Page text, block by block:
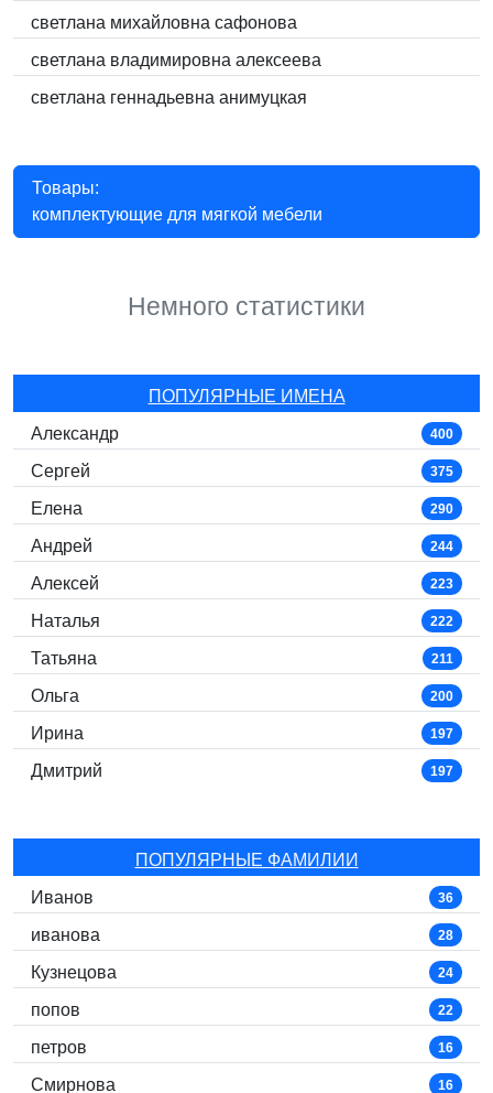
светлана михайловна сафонова
светлана владимировна алексеева
светлана геннадьевна анимуцкая
Товары:
комплектующие для мягкой мебели
Немного статистики
ПОПУЛЯРНЫЕ ИМЕНА
Александр
400
Сергей 375
Елена 290
Андрей 244
Алексей 223
Наталья 222
Татьяна 211
Ольга 200
Ирина 197
Дмитрий 197
ПОПУЛЯРНЫЕ ФАМИЛИИ
Иванов
36
иванова 28
Кузнецова 24
попов 22
петров 16
Смирнова 16